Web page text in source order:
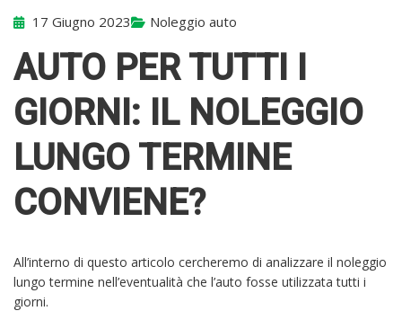
17 Giugno 2023 Noleggio auto
AUTO PER TUTTI I
GIORNI: IL NOLEGGIO
LUNGO TERMINE
CONVIENE?
All’interno di questo articolo cercheremo di analizzare il noleggio
lungo termine nell’eventualità che l’auto fosse utilizzata tutti i
giorni.